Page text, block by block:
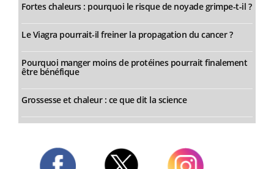
Fortes chaleurs : pourquoi le risque de noyade grimpe-t-il ?
Le Viagra pourrait-il freiner la propagation du cancer ?
Pourquoi manger moins de protéines pourrait finalement
être bénéfique
Grossesse et chaleur : ce que dit la science